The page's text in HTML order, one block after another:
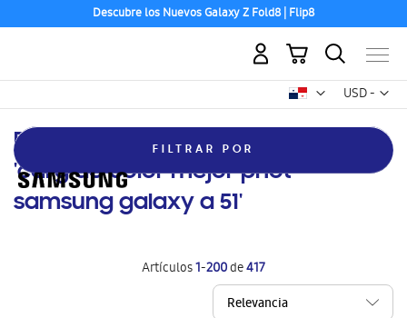
Descubre los Nuevos Galaxy Z Fold8 | Flip8
USD -
dólar
Mi carrito
Resultados de búsqueda para:
'carg de color mejor phot
samsung galaxy a 51'
Artículos1-200de417
FILTRAR POR